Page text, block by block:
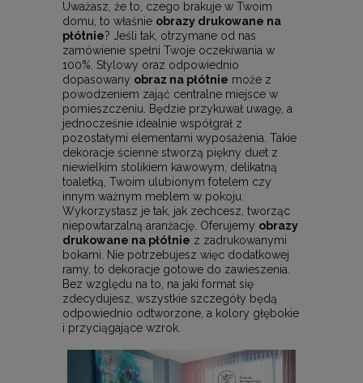
Uważasz, że to, czego brakuje w Twoim
domu, to właśnie obrazy drukowane na
płótnie? Jeśli tak, otrzymane od nas
zamówienie spełni Twoje oczekiwania w
100%. Stylowy oraz odpowiednio
dopasowany obraz na płótnie może z
powodzeniem zająć centralne miejsce w
pomieszczeniu. Będzie przykuwał uwagę, a
jednocześnie idealnie współgrał z
pozostałymi elementami wyposażenia. Takie
dekoracje ścienne stworzą piękny duet z
niewielkim stolikiem kawowym, delikatną
toaletką, Twoim ulubionym fotelem czy
innym ważnym meblem w pokoju.
Wykorzystasz je tak, jak zechcesz, tworząc
niepowtarzalną aranżację. Oferujemy obrazy
drukowane na płótnie z zadrukowanymi
bokami. Nie potrzebujesz więc dodatkowej
ramy, to dekoracje gotowe do zawieszenia.
Bez względu na to, na jaki format się
zdecydujesz, wszystkie szczegóły będą
odpowiednio odtworzone, a kolory głębokie
i przyciągające wzrok.